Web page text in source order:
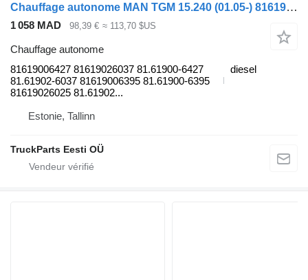
Chauffage autonome MAN TGM 15.240 (01.05-) 81619006427 pour tracteur routier MAN TGL, TGM, TGS, TGX (2005-2021)
1 058 MAD 98,39 € ≈ 113,70 $US
Chauffage autonome
81619006427 81619026037 81.61900-6427
81.61902-6037 81619006395 81.61900-6395
81619026025 81.61902...
diesel
Estonie, Tallinn
TruckParts Eesti OÜ